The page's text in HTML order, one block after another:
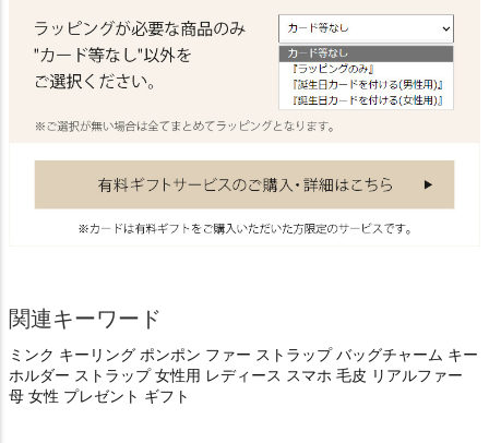
関連キーワード
ミンク キーリング ポンポン ファー ストラップ バッグチャーム キー
ホルダー ストラップ 女性用 レディース スマホ 毛皮 リアルファー
母 女性 プレゼント ギフト